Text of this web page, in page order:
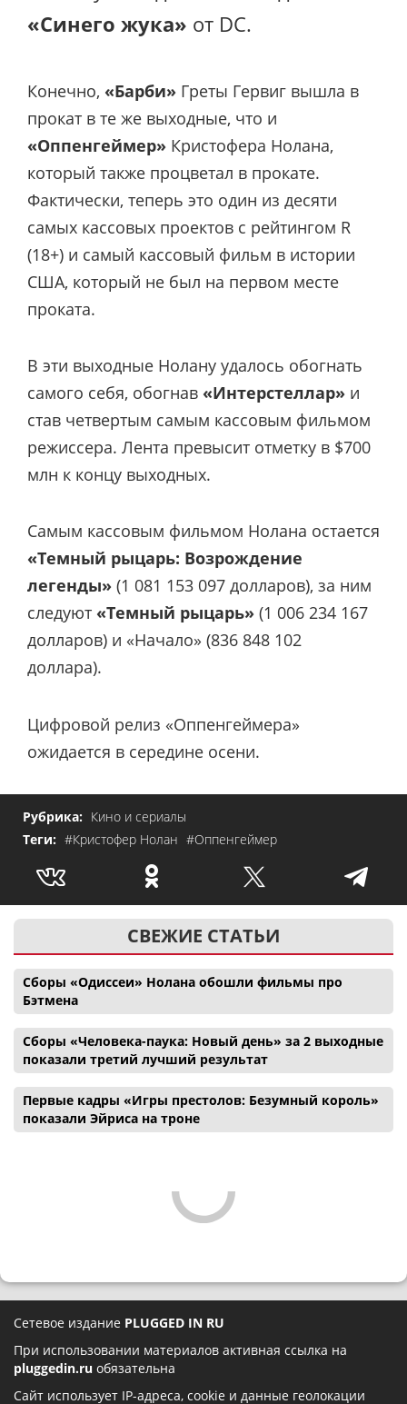
«Синего жука» от DC.
Конечно, «Барби» Греты Гервиг вышла в
прокат в те же выходные, что и
«Оппенгеймер» Кристофера Нолана,
который также процветал в прокате.
Фактически, теперь это один из десяти
самых кассовых проектов с рейтингом R
(18+) и самый кассовый фильм в истории
США, который не был на первом месте
проката.
В эти выходные Нолану удалось обогнать
самого себя, обогнав «Интерстеллар» и
став четвертым самым кассовым фильмом
режиссера. Лента превысит отметку в $700
млн к концу выходных.
Самым кассовым фильмом Нолана остается
«Темный рыцарь: Возрождение
легенды» (1 081 153 097 долларов), за ним
следуют «Темный рыцарь» (1 006 234 167
долларов) и «Начало» (836 848 102
доллара).
Цифровой релиз «Оппенгеймера»
ожидается в середине осени.
Рубрика: Кино и сериалы
Теги: #Кристофер Нолан #Оппенгеймер
СВЕЖИЕ СТАТЬИ
Сборы «Одиссеи» Нолана обошли фильмы про
Бэтмена
Сборы «Человека-паука: Новый день» за 2 выходные
показали третий лучший результат
Первые кадры «Игры престолов: Безумный король»
показали Эйриса на троне
Сетевое издание PLUGGED IN RU
При использовании материалов активная ссылка на
pluggedin.ru обязательна
Сайт использует IP-адреса, cookie и данные геолокации